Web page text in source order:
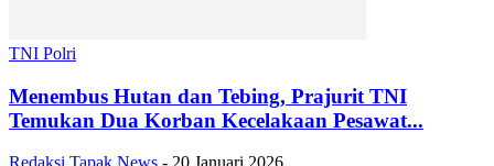
TNI Polri
Menembus Hutan dan Tebing, Prajurit TNI
Temukan Dua Korban Kecelakaan Pesawat...